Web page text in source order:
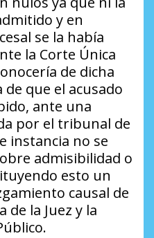
y en
se la había
la Corte Única
de dicha
de que el acusado
ante una
por el tribunal de
instancia no se
admisibilidad o
esto un
causal de
la Juez y la